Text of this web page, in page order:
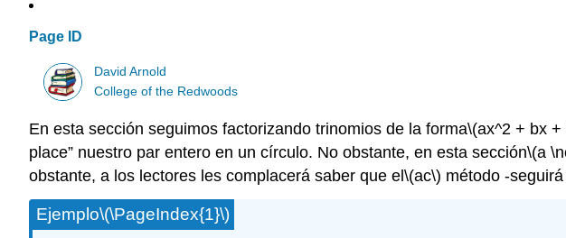
Page ID
David Arnold
College of the Redwoods
En esta sección seguimos factorizando trinomios de la forma\(ax^2 + bx +
place” nuestro par entero en un círculo. No obstante, en esta sección\(a
obstante, a los lectores les complacerá saber que el \(ac\) método -
Ejemplo\(\PageIndex{1}\)